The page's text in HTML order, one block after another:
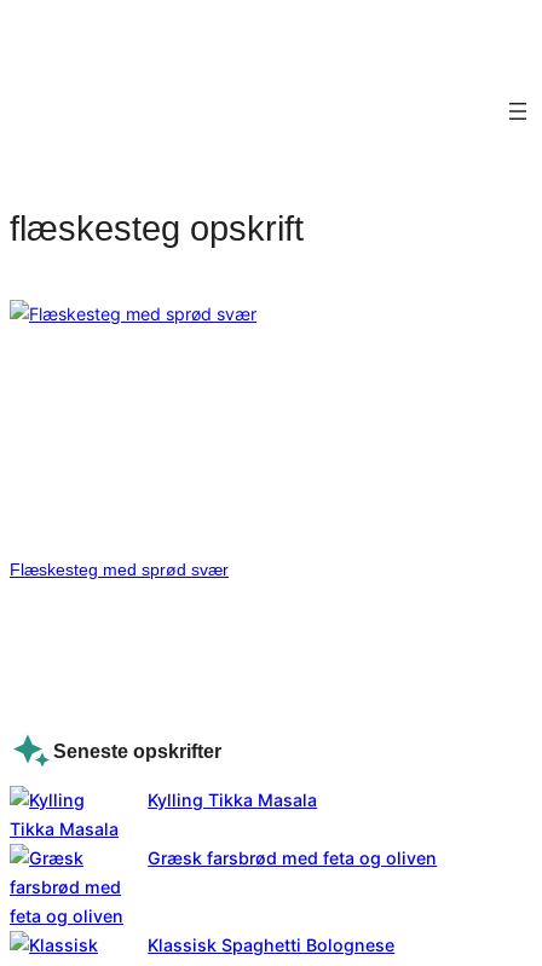
flæskesteg opskrift
Flæskesteg med sprød svær
Seneste opskrifter
Kylling Tikka Masala
Græsk farsbrød med feta og oliven
Klassisk Spaghetti Bolognese